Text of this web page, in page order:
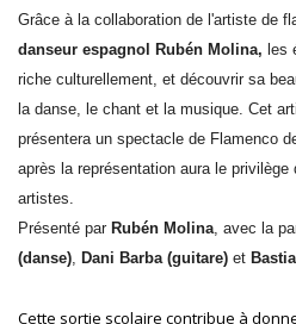
Grâce à la collaboration de l'artiste de
danseur espagnol Rubén Molina, les
riche culturellement, et découvrir sa
la danse, le chant et la musique. Cet a
présentera un spectacle de Flamenco
après la représentation aura le
artistes.
Présenté par Rubén Molina, avec la
(danse), Dani Barba (guitare) et
Cette sortie scolaire contribue à